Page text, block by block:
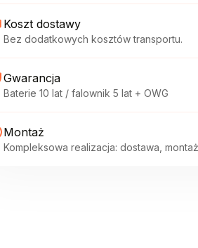
Koszt dostawy
Bez dodatkowych kosztów transportu.
Gwarancja
Baterie 10 lat / falownik 5 lat + OWG
Montaż
Kompleksowa realizacja: dostawa,